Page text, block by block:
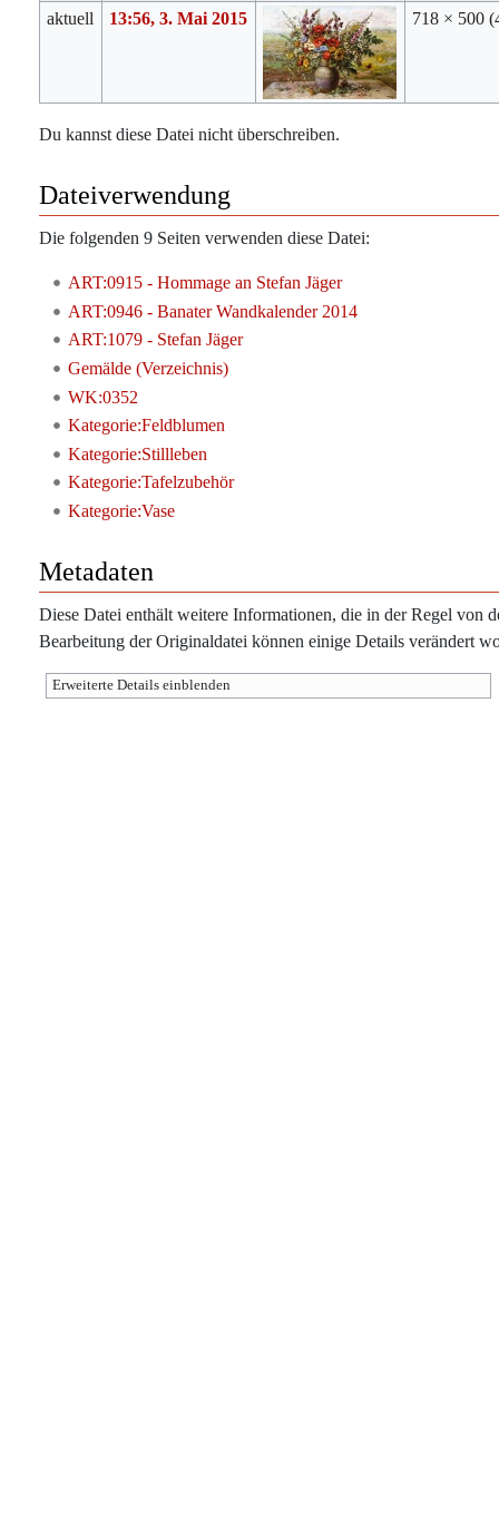
aktuell
13:56, 3. Mai 2015 718 × 500
Du kannst diese Datei nicht überschreiben.
Dateiverwendung
Die folgenden 9 Seiten verwenden diese Datei:
ART:0915 - Hommage an Stefan Jäger
ART:0946 - Banater Wandkalender 2014
ART:1079 - Stefan Jäger
Gemälde (Verzeichnis)
WK:0352
Kategorie:Feldblumen
Kategorie:Stillleben
Kategorie:Tafelzubehör
Kategorie:Vase
Metadaten
Diese Datei enthält weitere Informationen, die in der Regel von
Bearbeitung der Originaldatei können einige Details verändert
Erweiterte Details einblenden